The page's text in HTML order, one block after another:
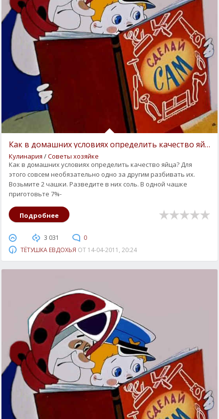
Как в домашних условиях определить качество яйца?
Кулинария /Советы хозяйке
Как в домашних условиях определить качество яйца? Для
этого совсем необязательно одно за другим разбивать их.
Возьмите 2 чашки. Разведите в них соль. В одной чашке
приготовьте 7%-
Подробнее
3 031
0
ТЁТУШКА ЕВДОХЬЯ ОТ 14-04-2011, 20:24